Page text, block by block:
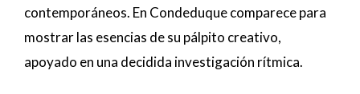
contemporáneos. En Condeduque comparece para
mostrar las esencias de su pálpito creativo,
apoyado en una decidida investigación rítmica.